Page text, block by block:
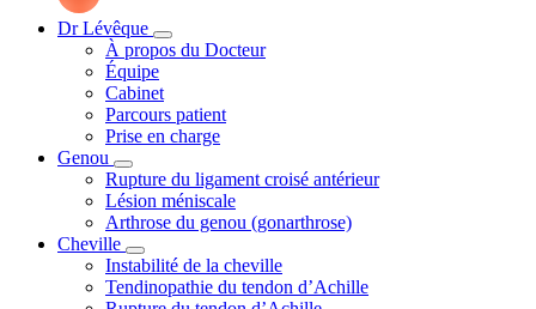
Dr Lévêque
À propos du Docteur
Équipe
Cabinet
Parcours patient
Prise en charge
Genou
Rupture du ligament croisé antérieur
Lésion méniscale
Arthrose du genou (gonarthrose)
Cheville
Instabilité de la cheville
Tendinopathie du tendon d’Achille